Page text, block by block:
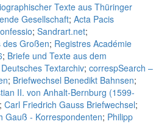
Texte aus Thüringer
Gesellschaft; Acta Pacis
; Sandrart.net;
des Großen; Registres Académie
; Briefe und Texte aus dem
Deutsches Textarchiv; correspSearch –
; Briefwechsel Benedikt Bahnsen;
II. von Anhalt-Bernburg (1599-
; Carl Friedrich Gauss Briefwechsel;
Gauß - Korrespondenten; Philipp